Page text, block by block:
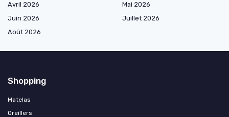
Avril 2026
Mai 2026
Juin 2026
Juillet 2026
Août 2026
Shopping
Matelas
Oreillers